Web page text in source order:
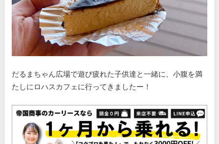
だるまちゃん広場で遊び疲れた子供達と一緒に、小腹を満
たしにロハスカフェに行ってきましたー！